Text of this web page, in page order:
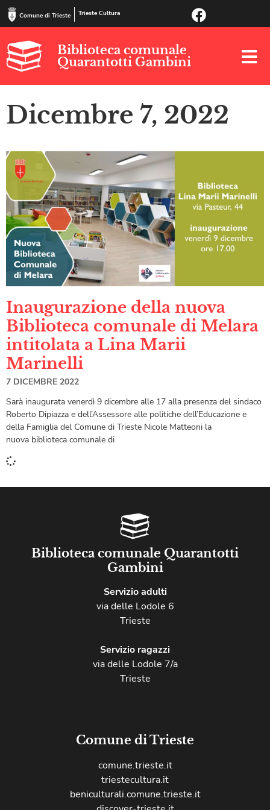
Comune di Trieste Trieste Cultura
Biblioteca comunale
Quarantotti Gambini
Dicembre 7, 2022
Inaugurazione della nuova
Biblioteca comunale di Melara
intitolata a Lina Marii
Marinelli
7 DICEMBRE 2022
Sarà inaugurata venerdì 9 dicembre alle 17 alla presenza del sindaco
Roberto Dipiazza e dell’Assessore alle politiche dell’Educazione e
della Famiglia del Comune di Trieste Nicole Matteoni la
nuova biblioteca comunale di
Biblioteca comunale Quarantotti
Gambini
Servizio adulti
via delle Lodole 6
Trieste
Servizio ragazzi
via delle Lodole 7/a
Trieste
Comune di Trieste
comune.trieste.it
triestecultura.it
beniculturali.comune.trieste.it